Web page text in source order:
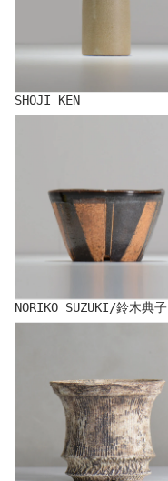
SHOJI KEN
NORIKO SUZUKI/鈴木典子
TERRACE COTTA/照鉢